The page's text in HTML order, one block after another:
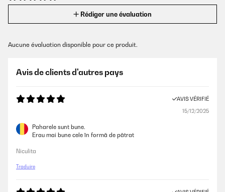
Rédiger une évaluation
Aucune évaluation disponible pour ce produit.
Avis de clients d'autres pays
AVIS VÉRIFIÉ
15/12/2025
Paharele sunt bune.
Erau mai bune cele în formă de pătrat
Niculita
Traduire